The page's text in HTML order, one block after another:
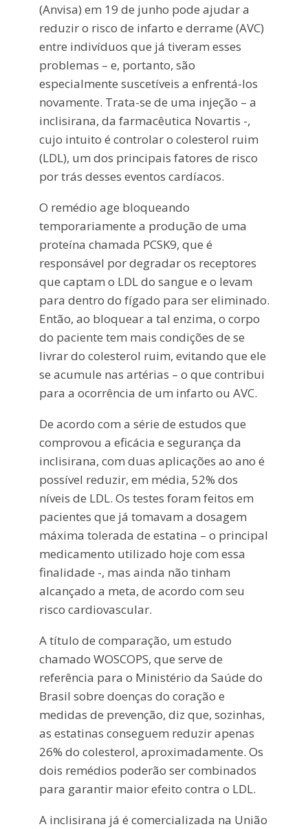
(Anvisa) em 19 de junho pode ajudar a
reduzir o risco de infarto e derrame (AVC)
entre indivíduos que já tiveram esses
problemas – e, portanto, são
especialmente suscetíveis a enfrentá-los
novamente. Trata-se de uma injeção – a
inclisirana, da farmacêutica Novartis -,
cujo intuito é controlar o colesterol ruim
(LDL), um dos principais fatores de risco
por trás desses eventos cardíacos.
O remédio age bloqueando
temporariamente a produção de uma
proteína chamada PCSK9, que é
responsável por degradar os receptores
que captam o LDL do sangue e o levam
para dentro do fígado para ser eliminado.
Então, ao bloquear a tal enzima, o corpo
do paciente tem mais condições de se
livrar do colesterol ruim, evitando que ele
se acumule nas artérias – o que contribui
para a ocorrência de um infarto ou AVC.
De acordo com a série de estudos que
comprovou a eficácia e segurança da
inclisirana, com duas aplicações ao ano é
possível reduzir, em média, 52% dos
níveis de LDL. Os testes foram feitos em
pacientes que já tomavam a dosagem
máxima tolerada de estatina – o principal
medicamento utilizado hoje com essa
finalidade -, mas ainda não tinham
alcançado a meta, de acordo com seu
risco cardiovascular.
A título de comparação, um estudo
chamado WOSCOPS, que serve de
referência para o Ministério da Saúde do
Brasil sobre doenças do coração e
medidas de prevenção, diz que, sozinhas,
as estatinas conseguem reduzir apenas
26% do colesterol, aproximadamente. Os
dois remédios poderão ser combinados
para garantir maior efeito contra o LDL.
A inclisirana já é comercializada na União